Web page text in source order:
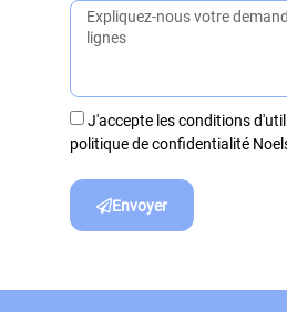
J'accepte les conditions
politique de confidentialité
Envoyer